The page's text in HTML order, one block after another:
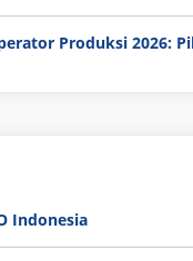
Indonesia